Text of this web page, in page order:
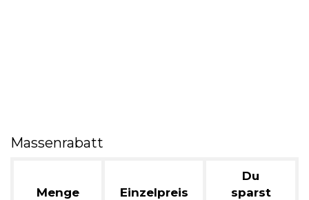
Massenrabatt
Menge Einzelpreis
Du
sparst